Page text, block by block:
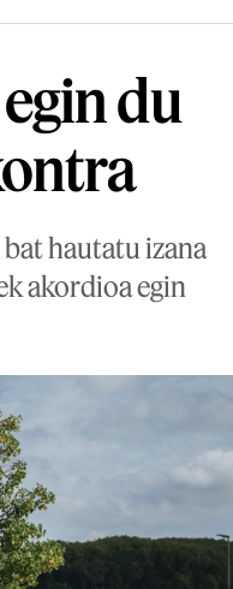
du
hautatu izana
akordioa egin